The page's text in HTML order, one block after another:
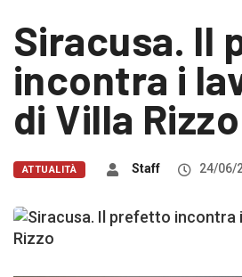
Siracusa. Il
incontra i
di Villa Rizzo
ATTUALITÀ Staff 24/06/